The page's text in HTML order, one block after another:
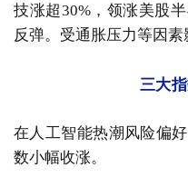
技涨超30%，领涨美股
反弹。受通胀压力等因素
三大
在人工智能热潮风险偏
数小幅收涨。